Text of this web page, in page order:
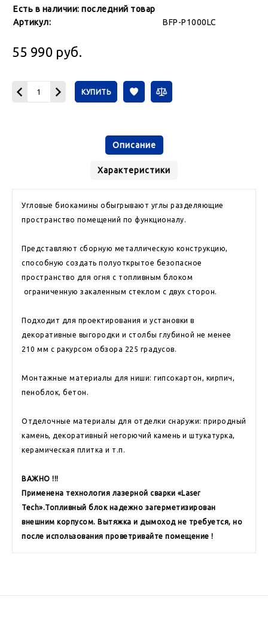
Есть в наличии: последний товар
Артикул:
BFP-P1000LC
55 990 руб.
КУПИТЬ
Описание
Характеристики
Угловые биокамины обыгрывают углы разделяющие
пространство помещений по функционалу.
Представляют сборную металлическую конструкцию,
способную создать полуоткрытое безопасное
пространство для огня c топливным блоком
ограниченную закаленным стеклом с двух сторон.
Подходит для проектирования и установки в
декоративные выгородки и столбы глубиной не менее
210 мм с ракурсом обзора 225 градусов.
Монтажные материалы для ниши: гипсокартон, кирпич,
пеноблок, бетон.
Отделочные материалы для отделки снаружи: природный
камень, декоративный негорючий камень и штукатурка,
керамическая плитка и т.п.
ВАЖНО !!!
Применена технология лазерной сварки «Laser
Tech».Топливный блок надежно загерметизирован
внешним корпусом. Вытяжка и дымоход не требуется, но
после использования проветривайте помещение !